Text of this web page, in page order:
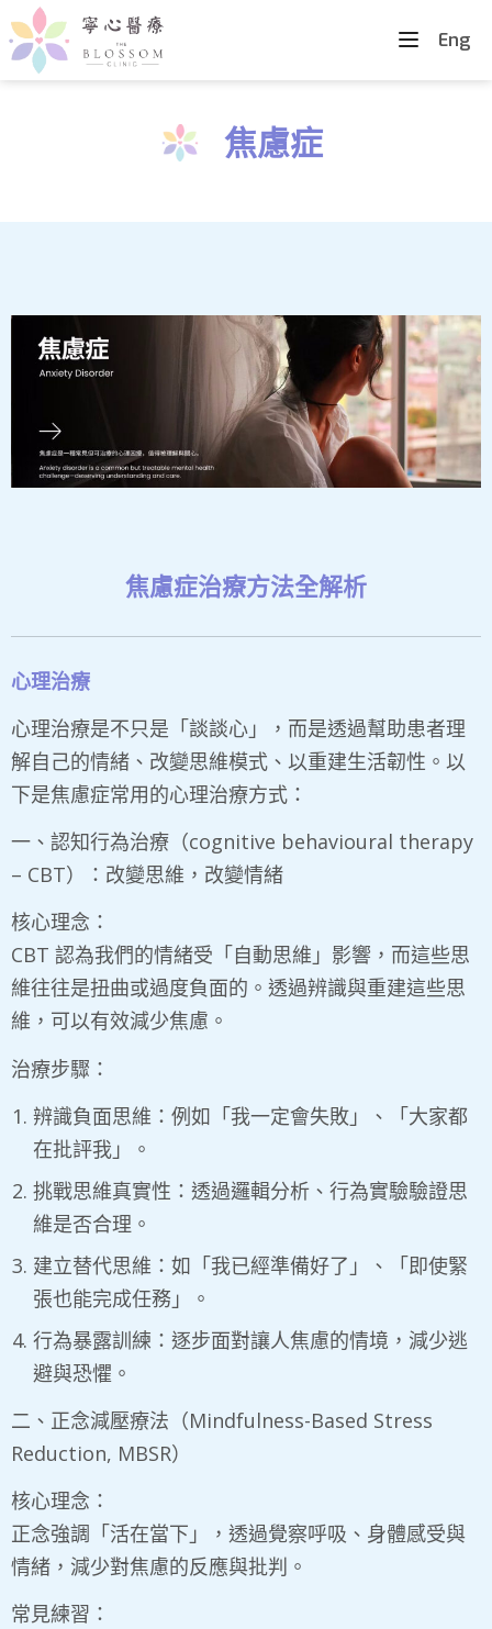
Eng
焦慮症
焦慮症治療方法全解析
心理治療
​心理治療是不只是「談談心」，而是透過幫助患者理
解自己的情緒、改變思維模式、以重建生活韌性。以
下是焦慮症常用的心理治療方式：
​一、認知行為治療（cognitive behavioural therapy
– CBT）：改變思維，改變情緒
​核心理念：
CBT 認為我們的情緒受「自動思維」影響，而這些思
維往往是扭曲或過度負面的。透過辨識與重建這些思
維，可以有效減少焦慮。
​治療步驟：
辨識負面思維：例如「我一定會失敗」、「大家都
在批評我」。
挑戰思維真實性：透過邏輯分析、行為實驗驗證思
維是否合理。
建立替代思維：如「我已經準備好了」、「即使緊
張也能完成任務」。
行為暴露訓練：逐步面對讓人焦慮的情境，減少逃
避與恐懼。
二、正念減壓療法（Mindfulness-Based Stress
Reduction, MBSR）
​核心理念：
正念強調「活在當下」，透過覺察呼吸、身體感受與
情緒，減少對焦慮的反應與批判。
常見練習：